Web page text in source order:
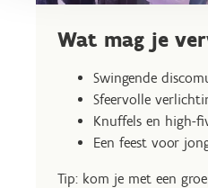
Wat mag je
Swingende
Sfeervolle
Knuffels en high-
Een feest voor
Tip: kom je met een